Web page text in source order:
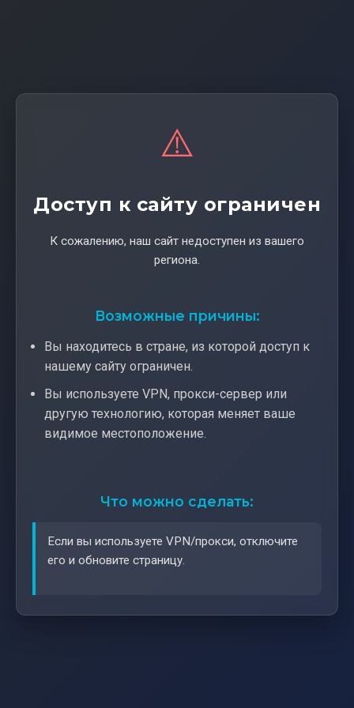
⚠️
Доступ к сайту ограничен
К сожалению, наш сайт недоступен из вашего
региона.
Возможные причины:
Вы находитесь в стране, из которой доступ к
нашему сайту ограничен.
Вы используете VPN, прокси-сервер или
другую технологию, которая меняет ваше
видимое местоположение.
Что можно сделать:
Если вы используете VPN/прокси, отключите
его и обновите страницу.